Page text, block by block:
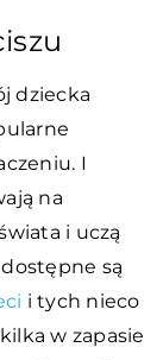
dziecka
I
na
i uczą
są
i tych nieco
w zapasie